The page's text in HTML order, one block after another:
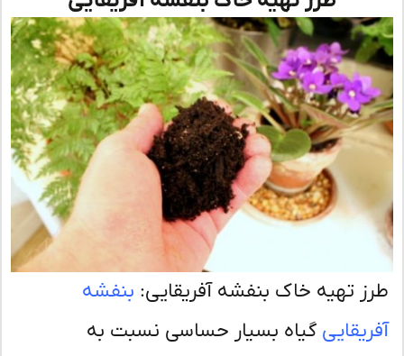
تهیه خاک بنفشه آفریقایی:بنفشه
گیاه بسیار حساسی نسبت به